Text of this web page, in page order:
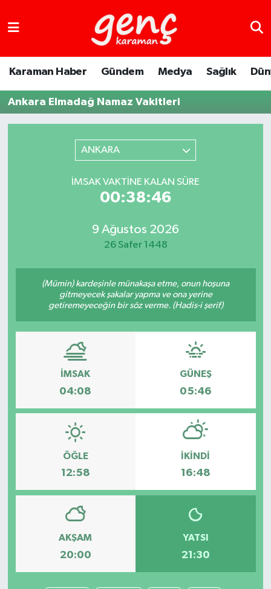
Karaman Haber Gündem Medya Sağlık
Ankara Elmadağ Namaz Vakitleri
ANKARA
İMSAK VAKTINE KALAN SÜRE
00:38:46
9 Ağustos 2026
26 Safer 1448
(Mümin) kardeşinle münakaşa etme, onun hoşuna
gitmeyecek şakalar yapma ve ona yerine
getiremeyeceğin bir söz verme. (Hadis-i şerif)
İMSAK
04:08
GÜNEŞ
05:46
ÖĞLE
12:58
İKINDI
16:48
AKŞAM
20:00
YATSI
21:30